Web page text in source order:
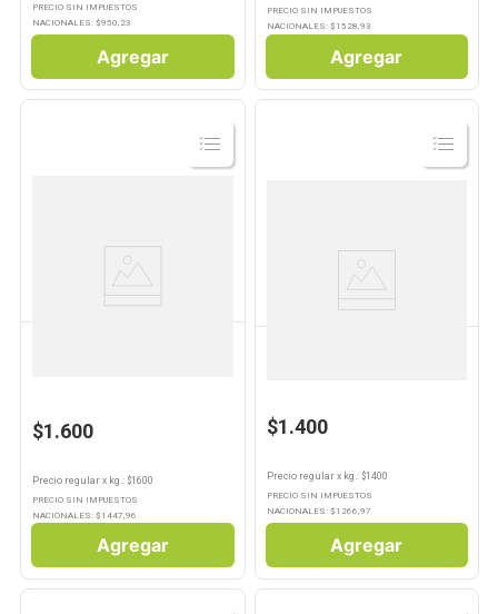
PRECIO SIN IMPUESTOS
NACIONALES: $950,23
Agregar
PRECIO SIN IMPUESTOS
NACIONALES: $ 1528,93
Agregar
Ver
Producto
$1.600
Precio regular x kg. : $1600
PRECIO SIN IMPUESTOS
NACIONALES: $ 1447,96
Agregar
Ver
Producto
$1.400
Precio regularx kg.: $1400
PRECIO SIN IMPUESTOS
NACIONALES: $ 1266,97
Agregar